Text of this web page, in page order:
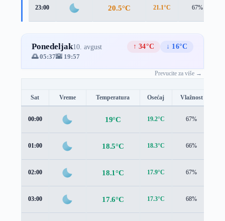
23:00 20.5°C 21.1°C 67%
Ponedeljak10. avgust ↑ 34°C
↓ 16°C
🌅 05:37🌇 19:57
Prevucite za više →
Sat Vreme Temperatura Osećaj Vlažnost
00:00 19°C 19.2°C 67%
01:00 18.5°C 18.3°C 66%
02:00 18.1°C 17.9°C 67%
03:00 17.6°C 17.3°C 68%